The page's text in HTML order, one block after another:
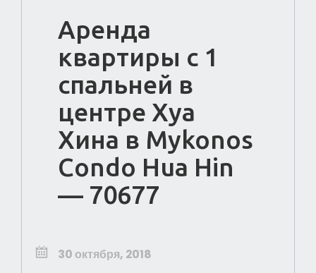
Аренда
квартиры с 1
спальней в
центре Хуа
Хина в Mykonos
Condo Hua Hin
— 70677
30 октября, 2018